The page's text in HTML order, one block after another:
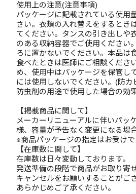
使用上の注意(注意事項)
パッケージに記載されている使用
さい。衣類の入れ替えをするとき
てください。タンスの引き出しや
のある収納容器でご使用ください
ろに置かないでください。本品は
食べたときは医師にご相談くださ
め、使用中はパッケージを保管し
には使用しないでください。(防
防虫剤の用途で使用した場合の効
【掲載商品に関して】
メーカーリニューアルに伴いパッ
様、容量が予告なく変更になる場
※商品パッケージの指定はお受けで
【在庫数に関して】
在庫数は日々変動しております。
発送準備の段階で商品がお取り寄
キャンセルをお願いすることがご
あらかじめご了承ください。